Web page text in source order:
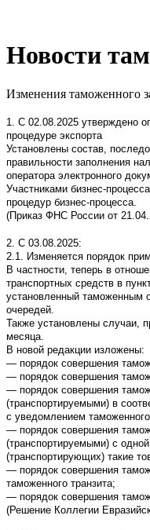
Новости
Изменения таможенного
1. С 02.08.2025 утверждено
процедуре экспорта
Установлены состав,
правильности заполнения
оператора электронного
Участниками бизнес-
процедур бизнес-процесса.
(Приказ ФНС России от
2. С 03.08.2025:
2.1. Изменяется порядок
В частности, теперь в
транспортных средств в
установленный таможенным
очередей.
Также установлены случаи,
месяца.
В новой редакции изложены:
— порядок совершения
— порядок совершения
— порядок совершения
(транспортируемыми) в
с уведомлением
— порядок совершения
(транспортируемыми) с
(транспортирующих) такие
— порядок совершения
таможенного транзита;
— порядок совершения
(Решение Коллегии